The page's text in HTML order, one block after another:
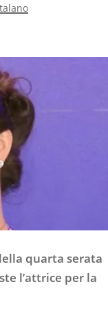
quarta serata
l’attrice per la